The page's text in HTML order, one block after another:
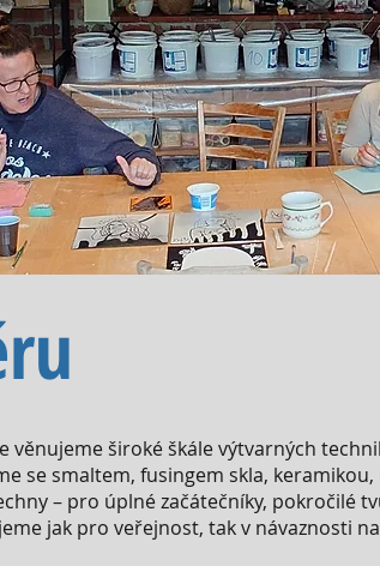
věnujeme široké škále výtvarných
se smaltem, fusingem skla,
– pro úplné začátečníky, pokročilé
jak pro veřejnost, tak v návaznosti